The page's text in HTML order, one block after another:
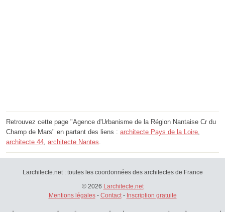
Retrouvez cette page "Agence d'Urbanisme de la Région Nantaise Cr du
Champ de Mars" en partant des liens : architecte Pays de la Loire,
architecte 44, architecte Nantes.
Larchitecte.net : toutes les coordonnées des architectes de France
© 2026 Larchitecte.net
Mentions légales- Contact- Inscription gratuite